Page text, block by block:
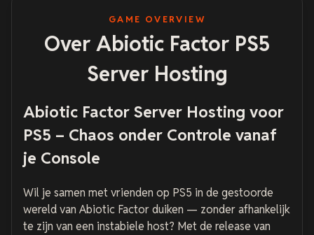
GAME OVERVIEW
Over Abiotic Factor PS5
Server Hosting
Abiotic Factor Server Hosting voor
PS5 – Chaos onder Controle vanaf
je Console
Wil je samen met vrienden op PS5 in de gestoorde
wereld van Abiotic Factorduiken — zonder afhankelijk
te zijn van een instabiele host? Met de release van